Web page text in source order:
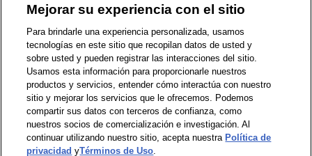
1-800-679-9691 | Contáctenos | Términos de Uso | Accesibilidad
Política de Privacidad | WA Privacy Policy | Mapa del sitio
Zona de Bienestar | © 1999 - 2026 CVS.com
Mejorar su experiencia con el sitio
Para brindarle una experiencia personalizada, usamos
tecnologías en este sitio que recopilan datos de usted y
sobre usted y pueden registrar las interacciones del sitio.
Usamos esta información para proporcionarle nuestros
productos y servicios, entender cómo interactúa con nuestro
sitio y mejorar los servicios que le ofrecemos. Podemos
compartir sus datos con terceros de confianza, como
nuestros socios de comercialización e investigación. Al
continuar utilizando nuestro sitio, acepta nuestra Política de
privacidad yTérminos de Uso.